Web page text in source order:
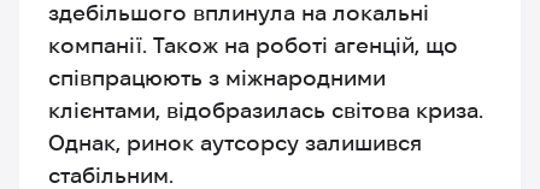
здебільшого вплинула на локальні
компанії. Також на роботі агенцій, що
співпрацюють з міжнародними
клієнтами, відобразилась світова криза.
Однак, ринок аутсорсу залишився
стабільним.